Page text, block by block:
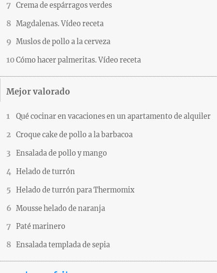
Crema de espárragos verdes
Magdalenas. Vídeo receta
Muslos de pollo a la cerveza
Cómo hacer palmeritas. Vídeo receta
Mejor valorado
Qué cocinar en vacaciones en un apartamento de alquiler
Croque cake de pollo a la barbacoa
Ensalada de pollo y mango
Helado de turrón
Helado de turrón para Thermomix
Mousse helado de naranja
Paté marinero
Ensalada templada de sepia